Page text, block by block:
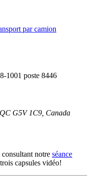
par camion
1001 poste 8446
G5V 1C9, Canada
consultant notre séance
capsules vidéo!